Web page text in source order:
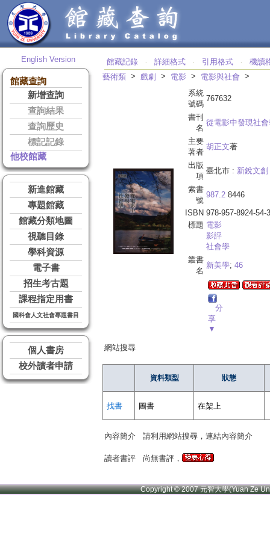
English Version
館藏查詢
新增查詢
查詢結果
查詢歷史
標記記錄
他校館藏
新進館藏
專題館藏
館藏分類地圖
視聽目錄
學科資源
電子書
招生考古題
課程指定用書
國科會人文社會專題書目
個人書房
校外讀者申請
館藏記錄 ‧ 詳細格式 ‧ 引用格式 ‧
機讀
藝術類 > 戲劇 > 電影 > 電影與社會 >
系統
號碼
767632
書刊
名
從電影中發現社
主要
著者
胡正文著
出版
項
臺北市 : 新銳文創
索書
號
987.2 8446
ISBN 978-957-8924-54-3
標題 電影
影評
社會學
叢書
名
新美學; 46
分
享
▼
網站搜尋
資料類型 狀態
找書 圖書 在架上
內容簡介 請利用網站搜尋，連結內容簡介
讀者書評 尚無書評，
Copyright © 2007 元智大學(Yuan Ze